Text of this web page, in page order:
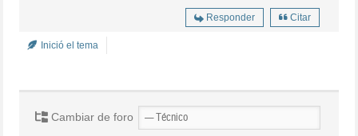
Responder Citar
Inició el tema
Cambiar de foro